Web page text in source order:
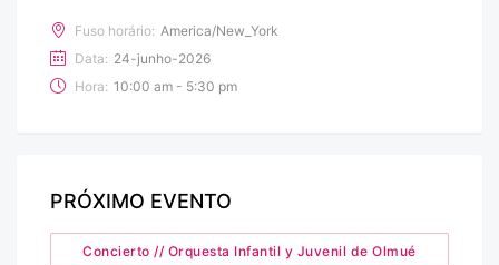
Fuso horário: America/New_York
Data: 24-junho-2026
Hora: 10:00 am - 5:30 pm
PRÓXIMO EVENTO
Concierto // Orquesta Infantil y Juvenil de Olmué